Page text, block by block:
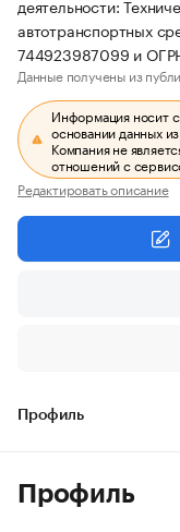
деятельности:
автотранспортных
744923987099 и
Данные получены из
Информация носит
основании данных
Компания не
отношений с
Редактировать описание
Профиль
Профиль